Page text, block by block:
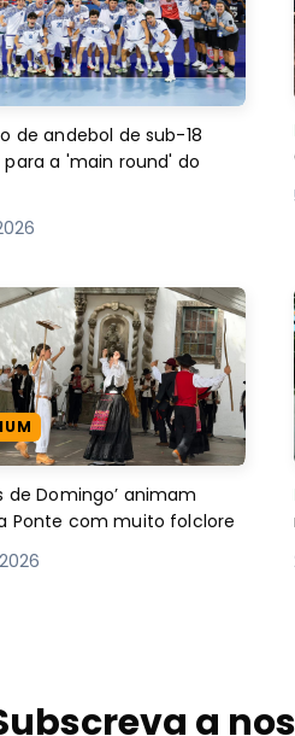
de andebol de sub-18
a 'main round' do
de Domingo’ animam
Ponte com muito folclore
a